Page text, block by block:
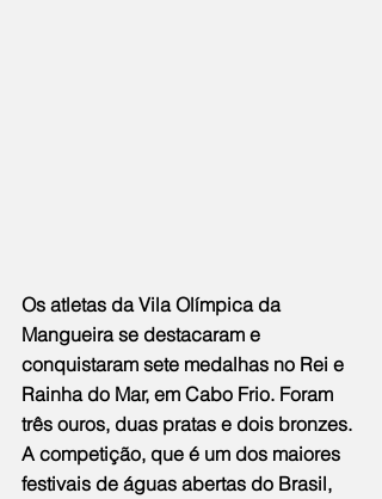
Os atletas da Vila Olímpica da
Mangueira se destacaram e
conquistaram sete medalhas no Rei e
Rainha do Mar, em Cabo Frio. Foram
três ouros, duas pratas e dois bronzes.
A competição, que é um dos maiores
festivais de águas abertas do Brasil,